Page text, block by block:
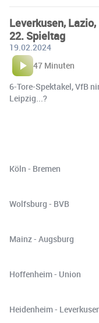
Leverkusen,
22. Spieltag
19.02.2024
47 Minuten
6-Tore-Spektakel, VfB
Leipzig...?
Köln - Bremen
Wolfsburg - BVB
Mainz - Augsburg
Hoffenheim - Union
Heidenheim -